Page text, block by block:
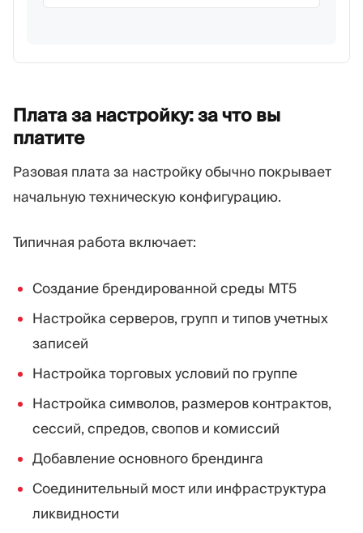
Плата за настройку: за что вы
платите
Разовая плата за настройку обычно покрывает
начальную техническую конфигурацию.
Типичная работа включает:
Создание брендированной среды MT5
Настройка серверов, групп и типов учетных
записей
Настройка торговых условий по группе
Настройка символов, размеров контрактов,
сессий, спредов, свопов и комиссий
Добавление основного брендинга
Соединительный мост или инфраструктура
ликвидности